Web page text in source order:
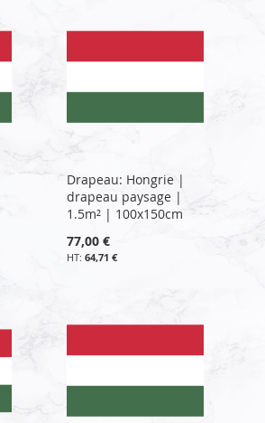
Drapeau: Hongrie |
drapeau paysage |
1.5m² | 100x150cm
77,00 €
64,71 €